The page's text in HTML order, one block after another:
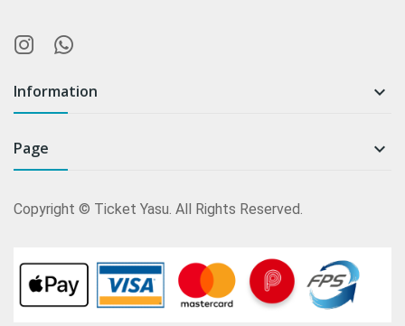
Information 
Page 
Copyright © Ticket Yasu. All Rights Reserved.